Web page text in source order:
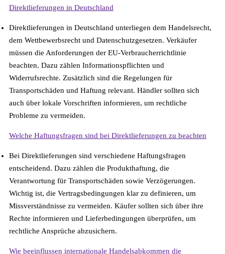
Direktlieferungen in Deutschland
Direktlieferungen in Deutschland unterliegen dem Handelsrecht,
dem Wettbewerbsrecht und Datenschutzgesetzen. Verkäufer
müssen die Anforderungen der EU-Verbraucherrichtlinie
beachten. Dazu zählen Informationspflichten und
Widerrufsrechte. Zusätzlich sind die Regelungen für
Transportschäden und Haftung relevant. Händler sollten sich
auch über lokale Vorschriften informieren, um rechtliche
Probleme zu vermeiden.
Welche Haftungsfragen sind bei Direktlieferungen zu beachten
Bei Direktlieferungen sind verschiedene Haftungsfragen
entscheidend. Dazu zählen die Produkthaftung, die
Verantwortung für Transportschäden sowie Verzögerungen.
Wichtig ist, die Vertragsbedingungen klar zu definieren, um
Missverständnisse zu vermeiden. Käufer sollten sich über ihre
Rechte informieren und Lieferbedingungen überprüfen, um
rechtliche Ansprüche abzusichern.
Wie beeinflussen internationale Handelsabkommen die